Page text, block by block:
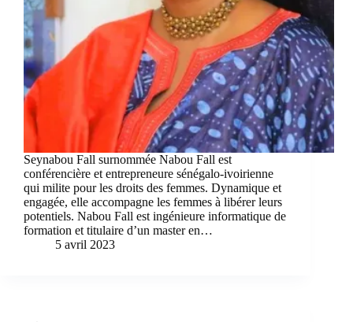
Seynabou Fall surnommée Nabou Fall est
conférencière et entrepreneure sénégalo-ivoirienne
qui milite pour les droits des femmes. Dynamique et
engagée, elle accompagne les femmes à libérer leurs
potentiels. Nabou Fall est ingénieure informatique de
formation et titulaire d’un master en…
5 avril 2023